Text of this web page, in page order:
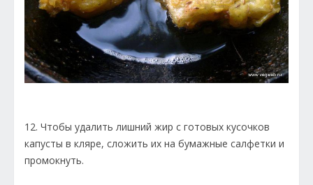
12. Чтобы удалить лишний жир с готовых кусочков
капусты в кляре, сложить их на бумажные салфетки и
промокнуть.